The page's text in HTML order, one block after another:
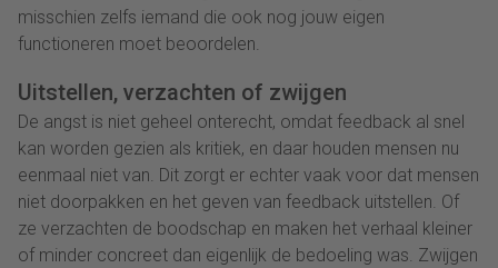
misschien zelfs iemand die ook nog jouw eigen
functioneren moet beoordelen.
Uitstellen, verzachten of zwijgen
De angst is niet geheel onterecht, omdat feedback al snel
kan worden gezien als kritiek, en daar houden mensen nu
eenmaal niet van. Dit zorgt er echter vaak voor dat mensen
niet doorpakken en het geven van feedback uitstellen. Of
ze verzachten de boodschap en maken het verhaal kleiner
of minder concreet dan eigenlijk de bedoeling was. Zwijgen